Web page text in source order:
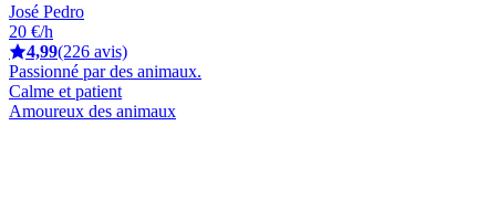
José Pedro
20 €/h
4,99(226 avis)
Passionné par des animaux.
Calme et patient
Amoureux des animaux